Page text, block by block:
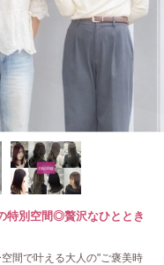
特別空間◎贅沢なひととき
間で叶える大人の"ご褒美時